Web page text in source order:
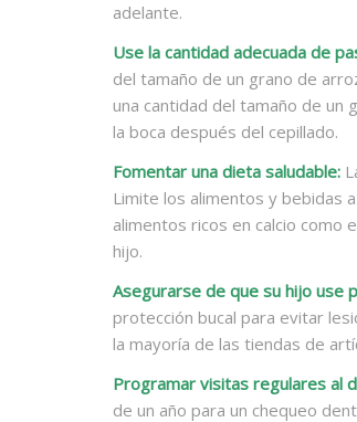
adelante.
Use la cantidad adecuada de
del tamaño de un grano de
una cantidad del tamaño de un
la boca después del cepillado.
Fomentar una dieta saludable:
Limite los alimentos y bebidas
alimentos ricos en calcio como
hijo.
Asegurarse de que su hijo use
protección bucal para evitar
la mayoría de las tiendas de
Programar visitas regulares al
de un año para un chequeo